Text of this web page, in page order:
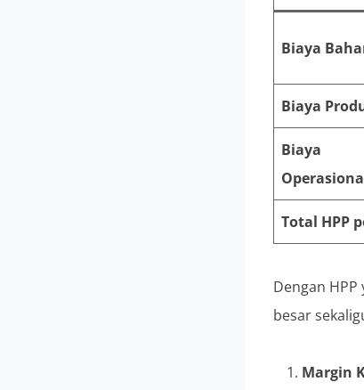
Biaya
Biaya
Biaya
Total HPP
Dengan
besar
Margin